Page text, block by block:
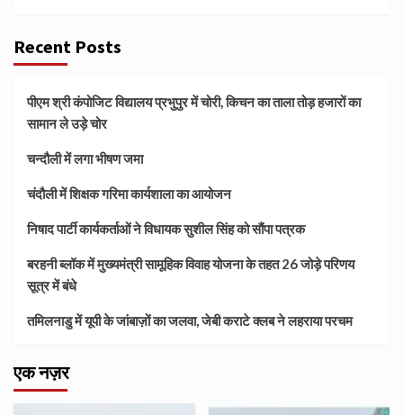
Recent Posts
पीएम श्री कंपोजिट विद्यालय प्रभुपुर में चोरी, किचन का ताला तोड़ हजारों का
सामान ले उड़े चोर
चन्दौली में लगा भीषण जमा
चंदौली में शिक्षक गरिमा कार्यशाला का आयोजन
निषाद पार्टी कार्यकर्ताओं ने विधायक सुशील सिंह को सौंपा पत्रक
बरहनी ब्लॉक में मुख्यमंत्री सामूहिक विवाह योजना के तहत 26 जोड़े परिणय
सूत्र में बंधे
तमिलनाडु में यूपी के जांबाज़ों का जलवा, जेबी कराटे क्लब ने लहराया परचम
एक नज़र